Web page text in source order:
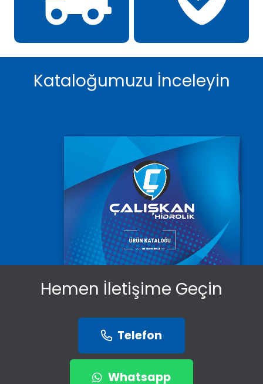
Kataloğumuzu İnceleyin
Hemen İletişime Geçin
Telefon
Whatsapp